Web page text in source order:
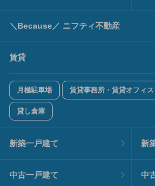
＼Because／ ニフティ不動産
賃貸
月極駐車場 賃貸事務所・賃貸オフィス
貸し倉庫
新築一戸建て 新
中古一戸建て 中